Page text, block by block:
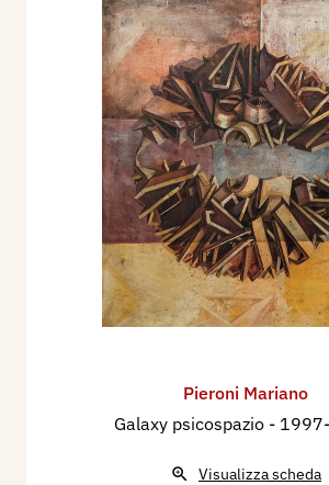
Pieroni Mariano
Galaxy psicospazio -
Visualizza scheda